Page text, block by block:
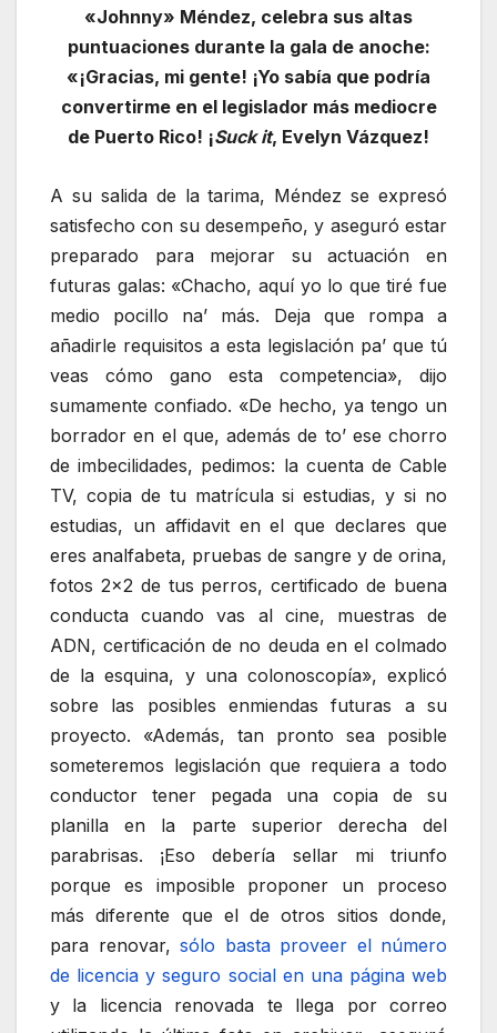
«Johnny» Méndez, celebra sus altas
puntuaciones durante la gala de anoche:
«¡Gracias, mi gente! ¡Yo sabía que podría
convertirme en el legislador más mediocre
de Puerto Rico! ¡Suck it, Evelyn Vázquez!
A su salida de la tarima, Méndez se expresó
satisfecho con su desempeño, y aseguró estar
preparado para mejorar su actuación en
futuras galas: «Chacho, aquí yo lo que tiré fue
medio pocillo na’ más. Deja que rompa a
añadirle requisitos a esta legislación pa’ que tú
veas cómo gano esta competencia», dijo
sumamente confiado. «De hecho, ya tengo un
borrador en el que, además de to’ ese chorro
de imbecilidades, pedimos: la cuenta de Cable
TV, copia de tu matrícula si estudias, y si no
estudias, un affidavit en el que declares que
eres analfabeta, pruebas de sangre y de orina,
fotos 2×2 de tus perros, certificado de buena
conducta cuando vas al cine, muestras de
ADN, certificación de no deuda en el colmado
de la esquina, y una colonoscopía», explicó
sobre las posibles enmiendas futuras a su
proyecto. «Además, tan pronto sea posible
someteremos legislación que requiera a todo
conductor tener pegada una copia de su
planilla en la parte superior derecha del
parabrisas. ¡Eso debería sellar mi triunfo
porque es imposible proponer un proceso
más diferente que el de otros sitios donde,
para renovar, sólo basta proveer el número
de licencia y seguro social en una página web
y la licencia renovada te llega por correo